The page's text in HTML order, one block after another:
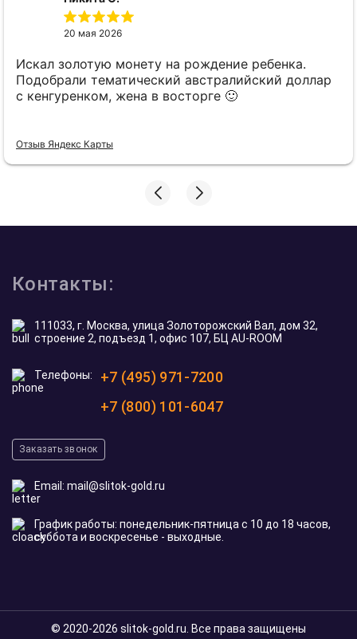
20 мая 2026
Искал золотую монету на рождение ребенка.
Подобрали тематический австралийский доллар
с кенгуренком, жена в восторге 🙂
Отзыв Яндекс Карты
Контакты:
111033, г. Москва, улица Золоторожский Вал, дом 32,
строение 2, подъезд 1, офис 107, БЦ AU-ROOM
Телефоны:
+7 (495) 971-7200
+7 (800) 101-6047
Заказать звонок
Email: mail@slitok-gold.ru
График работы: понедельник-пятница с 10 до 18 часов,
суббота и воскресенье - выходные.
© 2020-2026 slitok-gold.ru. Все права защищены